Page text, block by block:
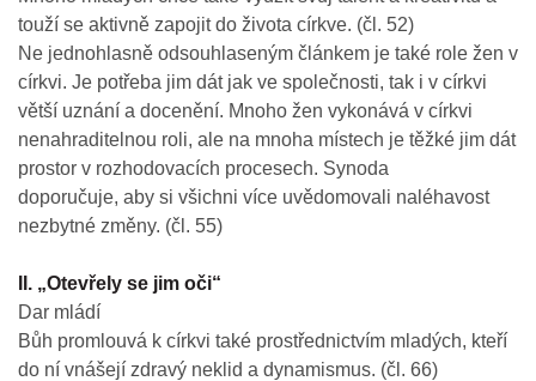
touží se aktivně zapojit do života církve. (čl. 52)
Ne jednohlasně odsouhlaseným článkem je také role žen v
církvi. Je potřeba jim dát jak ve společnosti, tak i v církvi
větší uznání a docenění. Mnoho žen vykonává v církvi
nenahraditelnou roli, ale na mnoha místech je těžké jim dát
prostor v rozhodovacích procesech. Synoda
doporučuje, aby si všichni více uvědomovali naléhavost
nezbytné změny. (čl. 55)
II. „Otevřely se jim oči“
Dar mládí
Bůh promlouvá k církvi také prostřednictvím mladých, kteří
do ní vnášejí zdravý neklid a dynamismus. (čl. 66)